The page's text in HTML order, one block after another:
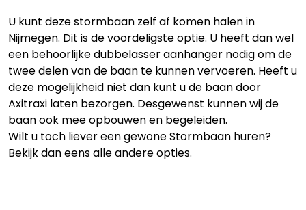
U kunt deze stormbaan zelf af komen halen in
Nijmegen. Dit is de voordeligste optie. U heeft dan wel
een behoorlijke dubbelasser aanhanger nodig om de
twee delen van de baan te kunnen vervoeren. Heeft u
deze mogelijkheid niet dan kunt u de baan door
Axitraxi laten bezorgen. Desgewenst kunnen wij de
baan ook mee opbouwen en begeleiden.
Wilt u toch liever een gewone Stormbaan huren?
Bekijk dan eens alle andere opties.